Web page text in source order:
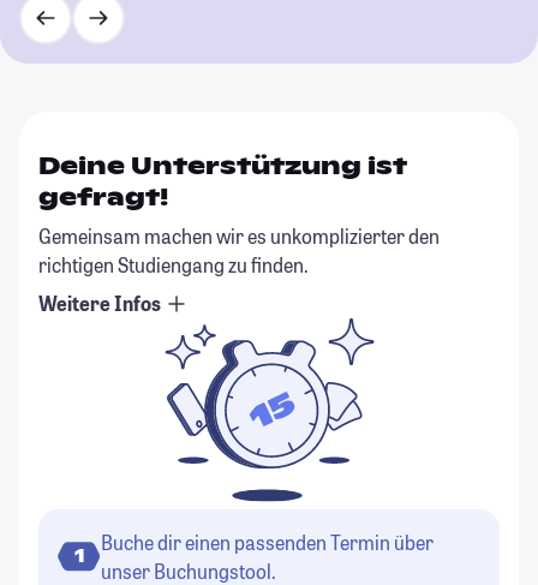
Deine Unterstützung ist
gefragt!
Gemeinsam machen wir es unkomplizierter den
richtigen Studiengang zu finden.
Weitere Infos
1
Buche dir einen passenden Termin über
unser Buchungstool.